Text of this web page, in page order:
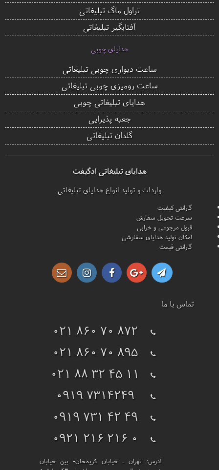
تراول ماگ تبلیغاتی
آفتابگیر تبلیغاتی
هدایای چوبی
ساعت دیواری چوبی تبلیغاتی
ساعت رومیزی چوبی تبلیغاتی
هدایای تبلیغاتی چوبی
جعبه پذیرایی
گلدان تبلیغاتی
هدایای تبلیغاتی ادگیفت
واردات و تولید انواع هدایای تبلیغاتی
گارانتی کیفیت
سرعت تحویل سفارش
قبول مرجوعی و خرابی
امکان تولید هدایای سفارشی
گارانتی قیمت
تماس با ما
021 860 70 872
021 860 70 895
021 88 32 45 11
0919 7314249
0919 731 42 49
0921 216 216 0
آدرس: تهران ـ خیابان کریمخان- بین خیابان